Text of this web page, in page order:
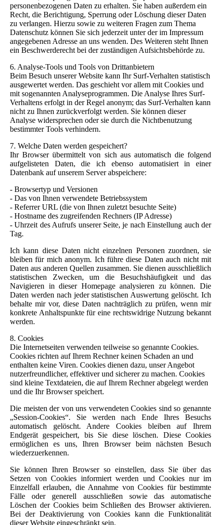
personenbezogenen Daten zu erhalten. Sie haben außerdem ein
Recht, die Berichtigung, Sperrung oder Löschung dieser Daten
zu verlangen. Hierzu sowie zu weiteren Fragen zum Thema
Datenschutz können Sie sich jederzeit unter der im Impressum
angegebenen Adresse an uns wenden. Des Weiteren steht Ihnen
ein Beschwerderecht bei der zuständigen Aufsichtsbehörde zu.
6. Analyse-Tools und Tools von Drittanbietern
Beim Besuch unserer Website kann Ihr Surf-Verhalten statistisch
ausgewertet werden. Das geschieht vor allem mit Cookies und
mit sogenannten Analyseprogrammen. Die Analyse Ihres Surf-
Verhaltens erfolgt in der Regel anonym; das Surf-Verhalten kann
nicht zu Ihnen zurückverfolgt werden. Sie können dieser
Analyse widersprechen oder sie durch die Nichtbenutzung
bestimmter Tools verhindern.
7. Welche Daten werden gespeichert?
Ihr Browser übermittelt von sich aus automatisch die folgend
aufgelisteten Daten, die ich ebenso automatisiert in einer
Datenbank auf unserem Server abspeichere:
- Browsertyp und Versionen
- Das von Ihnen verwendete Betriebssystem
- Referrer URL (die von Ihnen zuletzt besuchte Seite)
- Hostname des zugreifenden Rechners (IP Adresse)
- Uhrzeit des Aufrufs unserer Seite, je nach Einstellung auch der
Tag.
Ich kann diese Daten nicht einzelnen Personen zuordnen, sie
bleiben für mich anonym. Ich führe diese Daten auch nicht mit
Daten aus anderen Quellen zusammen. Sie dienen ausschließlich
statistischen Zwecken, um die Besuchshäufigkeit und das
Navigieren in dieser Homepage analysieren zu können. Die
Daten werden nach jeder statistischen Auswertung gelöscht. Ich
behalte mir vor, diese Daten nachträglich zu prüfen, wenn mir
konkrete Anhaltspunkte für eine rechtswidrige Nutzung bekannt
werden.
8. Cookies
Die Internetseiten verwenden teilweise so genannte Cookies.
Cookies richten auf Ihrem Rechner keinen Schaden an und
enthalten keine Viren. Cookies dienen dazu, unser Angebot
nutzerfreundlicher, effektiver und sicherer zu machen. Cookies
sind kleine Textdateien, die auf Ihrem Rechner abgelegt werden
und die Ihr Browser speichert.
Die meisten der von uns verwendeten Cookies sind so genannte
„Session-Cookies“. Sie werden nach Ende Ihres Besuchs
automatisch gelöscht. Andere Cookies bleiben auf Ihrem
Endgerät gespeichert, bis Sie diese löschen. Diese Cookies
ermöglichen es uns, Ihren Browser beim nächsten Besuch
wiederzuerkennen.
Sie können Ihren Browser so einstellen, dass Sie über das
Setzen von Cookies informiert werden und Cookies nur im
Einzelfall erlauben, die Annahme von Cookies für bestimmte
Fälle oder generell ausschließen sowie das automatische
Löschen der Cookies beim Schließen des Browser aktivieren.
Bei der Deaktivierung von Cookies kann die Funktionalität
dieser Website eingeschränkt sein.